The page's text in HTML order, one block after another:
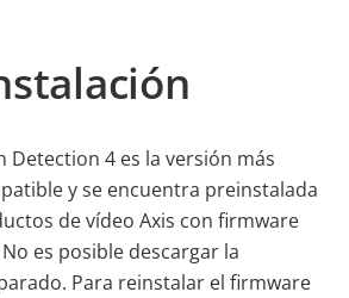
Detection 4 es la versión más
y se encuentra preinstalada
de vídeo Axis con firmware
es posible descargar la
Para reinstalar el firmware